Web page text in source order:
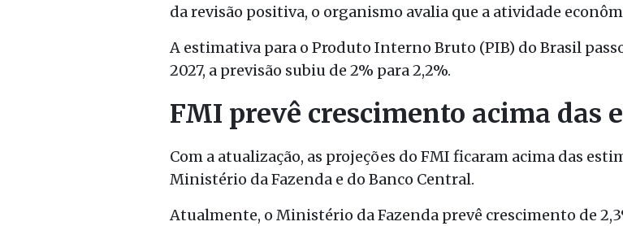
da revisão positiva, o organismo avalia que a atividade
A estimativa para o Produto Interno Bruto (PIB) do Brasil
2027, a previsão subiu de 2% para 2,2%.
FMI prevê crescimento acima das
Com a atualização, as projeções do FMI ficaram acima das
Ministério da Fazenda e do Banco Central.
Atualmente, o Ministério da Fazenda prevê crescimento de